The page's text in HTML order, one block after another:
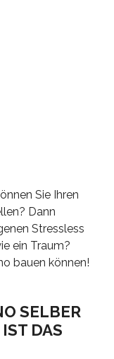
Sie Ihren
Dann
Stressless
ein Traum?
bauen können!
SELBER
DAS